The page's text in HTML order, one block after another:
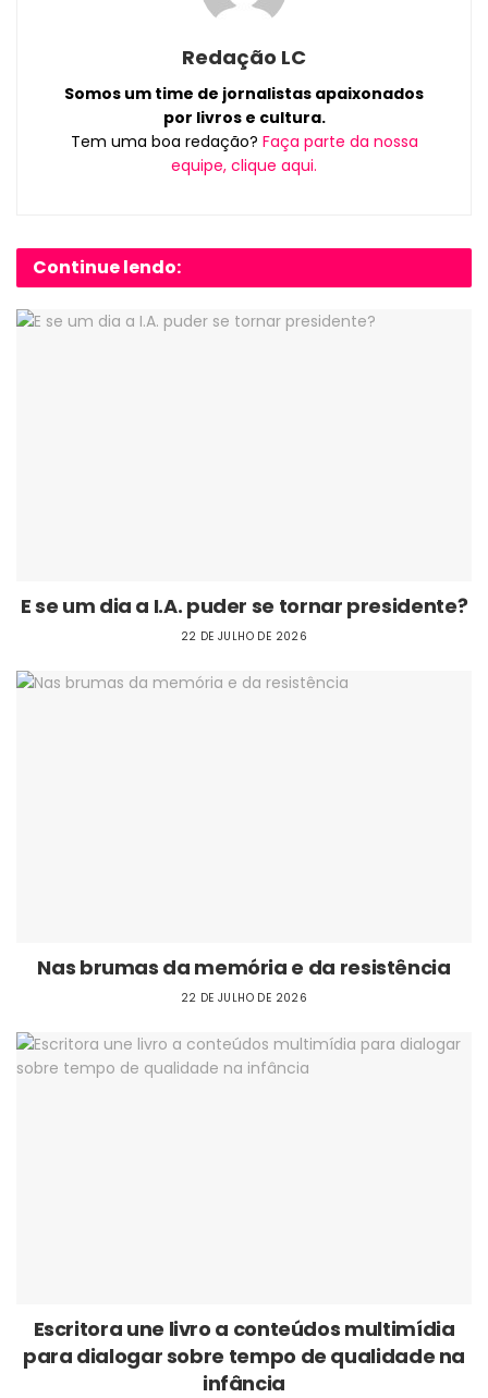
Redação LC
Somos um time de jornalistas apaixonados
por livros e cultura.
Tem uma boa redação? Faça parte da nossa
equipe, clique aqui.
Continue lendo:
E se um dia a I.A. puder se tornar presidente?
22 DE JULHO DE 2026
Nas brumas da memória e da resistência
22 DE JULHO DE 2026
Escritora une livro a conteúdos multimídia
para dialogar sobre tempo de qualidade na
infância